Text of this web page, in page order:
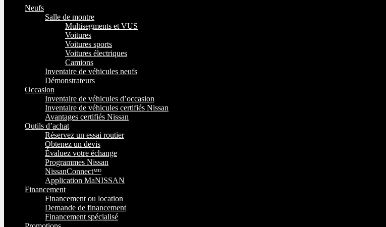
Neufs
Salle de montre
Multisegments et VUS
Voitures
Voitures sports
Voitures électriques
Camions
Inventaire de véhicules neufs
Démonstrateurs
Occasion
Inventaire de véhicules d’occasion
Inventaire de véhicules certifiés Nissan
Avantages certifiés Nissan
Outils d’achat
Réservez un essai routier
Obtenez un devis
Évaluez votre échange
Programmes Nissan
NissanConnectᴹᴰ
Application MaNISSAN
Financement
Financement ou location
Demande de financement
Financement spécialisé